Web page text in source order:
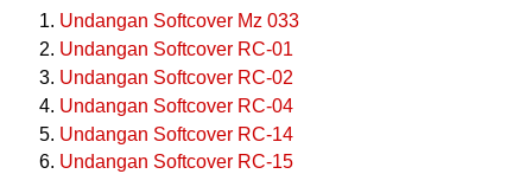
Undangan Softcover Mz 033
Undangan Softcover RC-01
Undangan Softcover RC-02
Undangan Softcover RC-04
Undangan Softcover RC-14
Undangan Softcover RC-15